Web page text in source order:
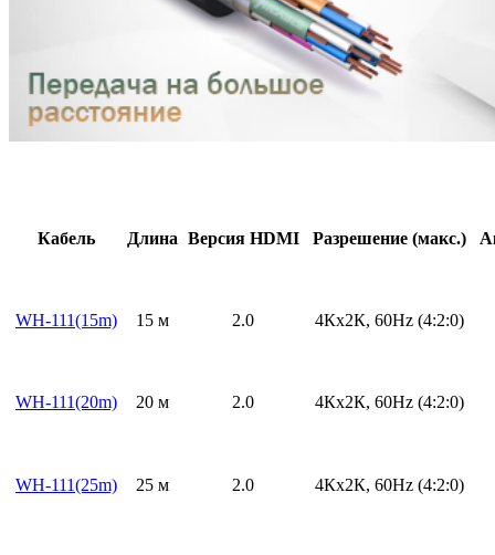
Кабель Длина Версия HDMI Разрешение (макс.)
WH-111(15m) 15 м 2.0 4Кх2К, 60Hz (4:2:0)
WH-111(20m) 20 м 2.0 4Кх2К, 60Hz (4:2:0)
WH-111(25m) 25 м 2.0 4Кх2К, 60Hz (4:2:0)